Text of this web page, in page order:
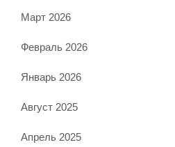
Март 2026
Февраль 2026
Январь 2026
Август 2025
Апрель 2025